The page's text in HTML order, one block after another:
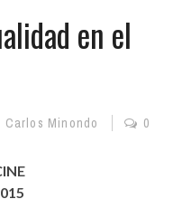
en el
Carlos Minondo 0